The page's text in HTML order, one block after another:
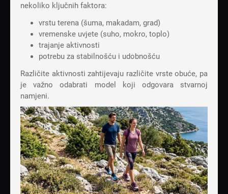
nekoliko ključnih faktora:
vrstu terena (šuma, makadam, grad)
vremenske uvjete (suho, mokro, toplo)
trajanje aktivnosti
potrebu za stabilnošću i udobnošću
Različite aktivnosti zahtijevaju različite vrste obuće, pa
je važno odabrati model koji odgovara stvarnoj
namjeni.